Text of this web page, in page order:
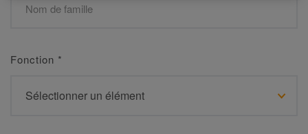
Fonction *